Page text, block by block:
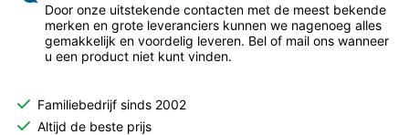
Door onze uitstekende contacten met de meest bekende
merken en grote leveranciers kunnen we nagenoeg alles
gemakkelijk en voordelig leveren. Bel of mail ons wanneer
u een product niet kunt vinden.
Familiebedrijf sinds 2002
Altijd de beste prijs